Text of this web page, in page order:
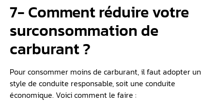
7- Comment réduire votre
surconsommation de
carburant ?
Pour consommer moins de carburant, il faut adopter un
style de conduite responsable, soit une conduite
économique. Voici comment le faire :